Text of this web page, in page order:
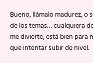
Bueno, llámalo madurez,
de los temas… cualquiera
me divierte, está bien para
que intentar subir de nivel.